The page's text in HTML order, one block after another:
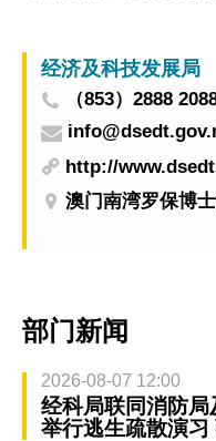
经济及科技发展局
（853）2888
http://
澳门南湾罗保博
部门新闻
2026-08-07 12:00
经科局联同消防
举行逃生疏散演习